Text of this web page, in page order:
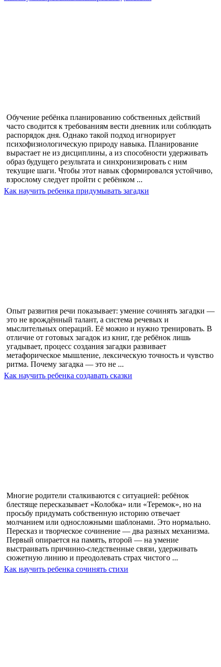
Обучение ребёнка планированию собственных действий
часто сводится к требованиям вести дневник или соблюдать
распорядок дня. Однако такой подход игнорирует
психофизиологическую природу навыка. Планирование
вырастает не из дисциплины, а из способности удерживать
образ будущего результата и синхронизировать с ним
текущие шаги. Чтобы этот навык сформировался устойчиво,
взрослому следует пройти с ребёнком ...
Как научить ребенка придумывать загадки
Опыт развития речи показывает: умение сочинять загадки —
это не врождённый талант, а система речевых и
мыслительных операций. Её можно и нужно тренировать. В
отличие от готовых загадок из книг, где ребёнок лишь
угадывает, процесс создания загадки развивает
метафорическое мышление, лексическую точность и чувство
ритма. Почему загадка — это не ...
Как научить ребенка создавать сказки
Многие родители сталкиваются с ситуацией: ребёнок
блестяще пересказывает «Колобка» или «Теремок», но на
просьбу придумать собственную историю отвечает
молчанием или односложными шаблонами. Это нормально.
Пересказ и творческое сочинение — два разных механизма.
Первый опирается на память, второй — на умение
выстраивать причинно-следственные связи, удерживать
сюжетную линию и преодолевать страх чистого ...
Как научить ребенка сочинять стихи